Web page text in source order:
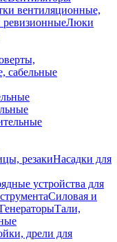
вентиляционные,
Люки
сабельные
резакиНасадки для
устройства для
Силовая и
ГенераторыТали,
дрели для